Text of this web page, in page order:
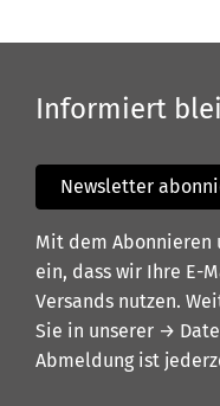
Informiert
Newsletter
Mit dem Abonnieren
ein, dass wir Ihre E-
Versands nutzen.
Sie in unserer →
Abmeldung ist